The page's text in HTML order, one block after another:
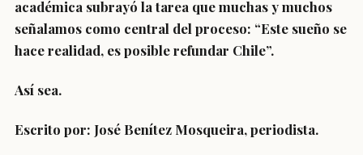
académica subrayó la tarea que muchas y muchos
señalamos como central del proceso: “Este sueño se
hace realidad, es posible refundar Chile”.
Así sea.
Escrito por: José Benítez Mosqueira, periodista.